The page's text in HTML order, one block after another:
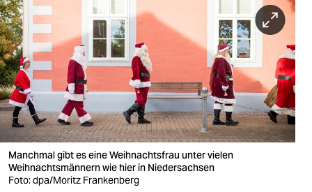
berlin
nord
wahrheit
verlag
verlag
veranstaltungen
Manchmal gibt es eine Weihnachtsfrau unter vielen
Weihnachtsmännern wie hier in Niedersachsen
Foto: dpa/Moritz Frankenberg